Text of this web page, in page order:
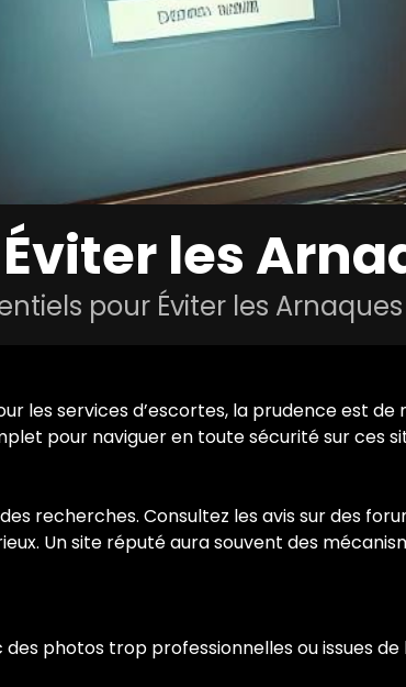
Éviter les
pour Éviter les
les services d’escortes, la prudence est
pour naviguer en toute sécurité sur ces
recherches. Consultez les avis sur des
Un site réputé aura souvent des
des photos trop professionnelles ou issues